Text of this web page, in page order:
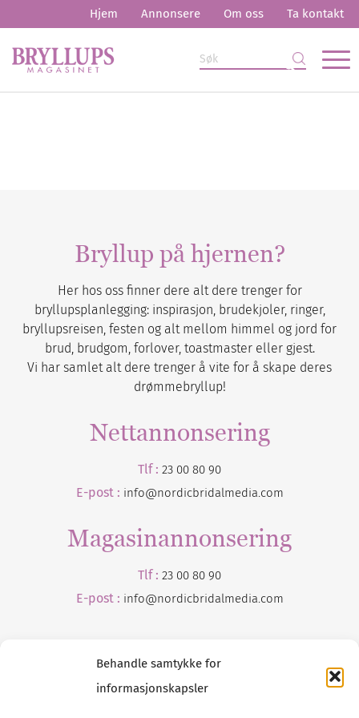
Behandle samtykke for
informasjonskapsler
Hjem Annonsere Om oss Ta kontakt
Bryllup på hjernen?
Her hos oss finner dere alt dere trenger for
bryllupsplanlegging: inspirasjon, brudekjoler, ringer,
bryllupsreisen, festen og alt mellom himmel og jord for
brud, brudgom, forlover, toastmaster eller gjest.
Vi har samlet alt dere trenger å vite for å skape deres
drømmebryllup!
Nettannonsering
Tlf : 23 00 80 90
E-post : info@nordicbridalmedia.com
Magasinannonsering
Tlf : 23 00 80 90
E-post : info@nordicbridalmedia.com